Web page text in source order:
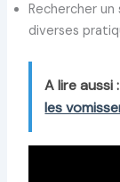
Rechercher
diverses
A lire aussi :
les